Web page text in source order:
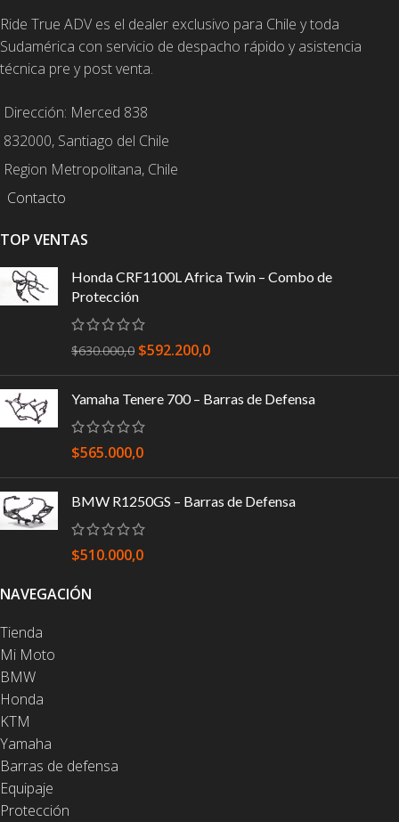
Ride True ADV es el dealer exclusivo para Chile y toda
Sudamérica con servicio de despacho rápido y asistencia
técnica pre y post venta.
Dirección: Merced 838
832000, Santiago del Chile
Region Metropolitana, Chile
Contacto
TOP VENTAS
Honda CRF1100L Africa Twin – Combo de
Protección
$630.000,0 $592.200,0
Yamaha Tenere 700 – Barras de Defensa
$565.000,0
BMW R1250GS – Barras de Defensa
$510.000,0
NAVEGACIÓN
Tienda
Mi Moto
BMW
Honda
KTM
Yamaha
Barras de defensa
Equipaje
Protección